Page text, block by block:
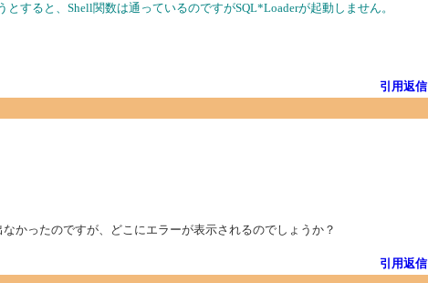
すると、Shell関数は通っているのですがSQL*Loaderが起動しません。
引用返信
かったのですが、どこにエラーが表示されるのでしょうか？
引用返信